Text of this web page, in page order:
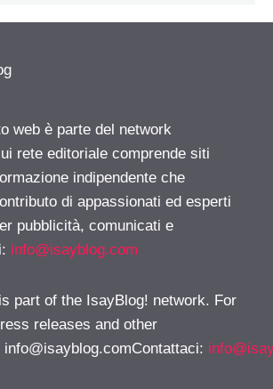
web è parte del network
rete editoriale comprende siti
indipendente che
di appassionati ed esperti
pubblicità, comunicati e
info@isayblog.com
part of the IsayBlog! network. For
releases and other
info@isayblog.comContattaci: